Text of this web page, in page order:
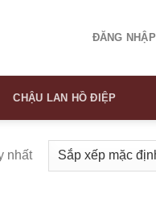
ĐĂNG NHẬP
CHẬU LAN HỒ ĐIỆP
nhất